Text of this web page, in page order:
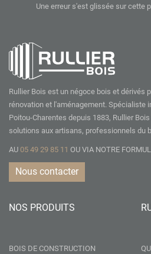
Une erreur s'est glissée sur cette
Rullier Bois est un négoce bois et dérivés
rénovation et l'aménagement. Spécialiste
Poitou-Charentes depuis 1883, Rullier
solutions aux artisans, professionnels du
AU 05 49 29 85 11 OU VIA NOTRE
Nous contacter
NOS PRODUITS
BOIS DE CONSTRUCTION